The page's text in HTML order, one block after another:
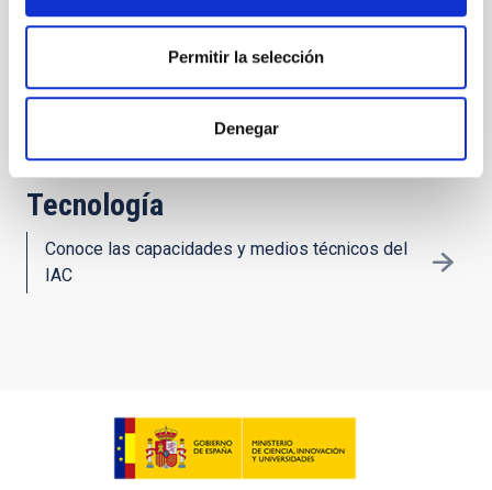
Permitir la selección
Denegar
Transferencia de Tecnología:
El espacio de colaboración tecnológico
Tecnología
Conoce las capacidades y medios técnicos del
IAC